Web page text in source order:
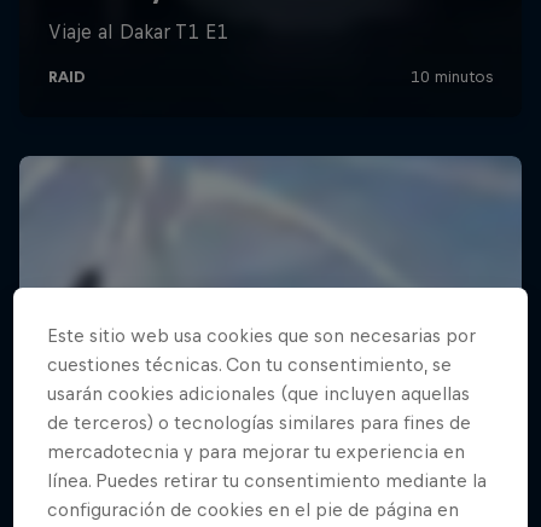
Este sitio web usa cookies que son necesarias por
cuestiones técnicas. Con tu consentimiento, se
usarán cookies adicionales (que incluyen aquellas
de terceros) o tecnologías similares para fines de
mercadotecnia y para mejorar tu experiencia en
línea. Puedes retirar tu consentimiento mediante la
configuración de cookies en el pie de página en